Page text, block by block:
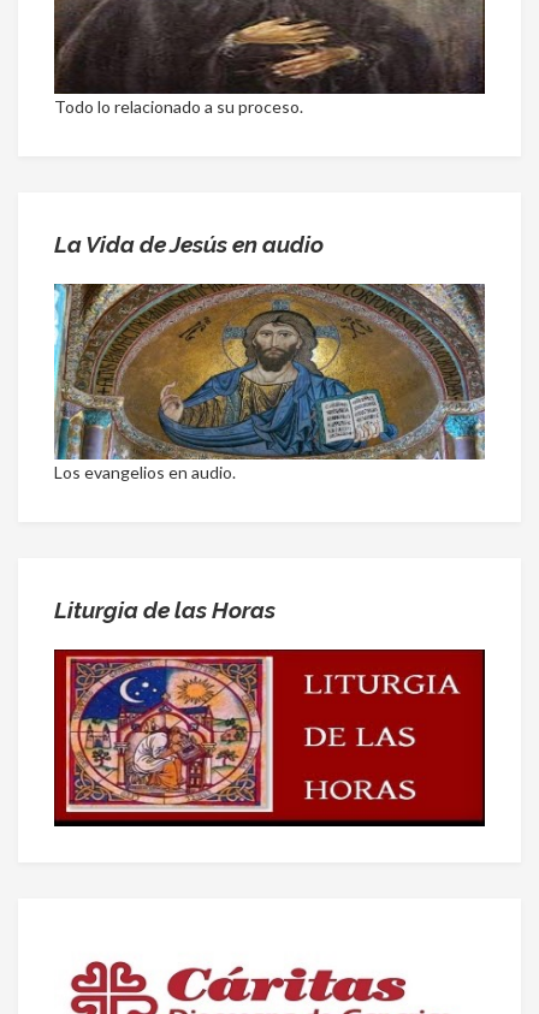
Todo lo relacionado a su proceso.
La Vida de Jesús en audio
Los evangelios en audio.
Liturgia de las Horas